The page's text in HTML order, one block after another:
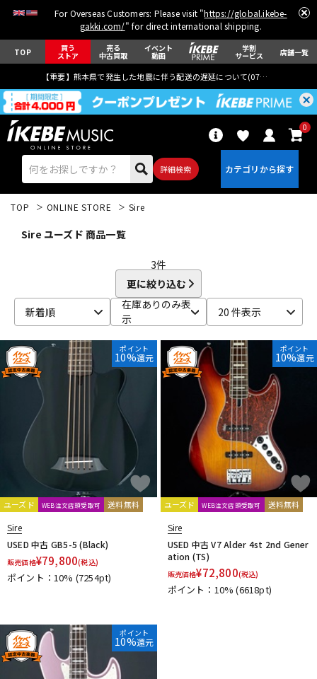
For Overseas Customers: Please visit "https://global.ikebe-
gakki.com/" for direct international shipping.
TOP 買う
ストア
売る
中古買取
イベント
動画
学割
サービス 店舗一覧
【重要】熊本県で発生した地震に伴う配送の遅延について(07月29日
詳細検索
0
ベース ウクレレ
ドラム パーカッション
キーボード 電子ピアノ
管楽器 その他楽器
アンプ エフェクター
DTM
DTM オンライン納品
TOP ONLINE STORE Sire
Sire ユーズド 商品一覧
3件
更に絞り込む
新着順
在庫ありのみ表
示
20 件表示
ポイント
10%還元
ユーズド WEB注文店頭受取可 送料無料
Sire
USED 中古 GB5-5 (Black)
販売価格¥79,800(税込)
ポイント：10% (7254pt)
ポイント
10%還元
ユーズド WEB注文店頭受取可 送料無料
Sire
USED 中古 V7 Alder 4st 2nd Gener
ation (TS)
販売価格¥72,800(税込)
ポイント：10%(6618pt)
ポイント
10%還元